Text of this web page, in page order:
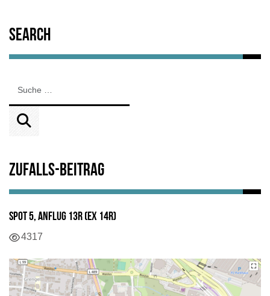
Search
Zufalls-Beitrag
Spot 5, Anflug 13R (ex 14R)
Details
4317